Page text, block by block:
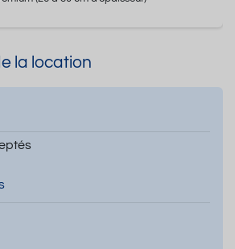
la location